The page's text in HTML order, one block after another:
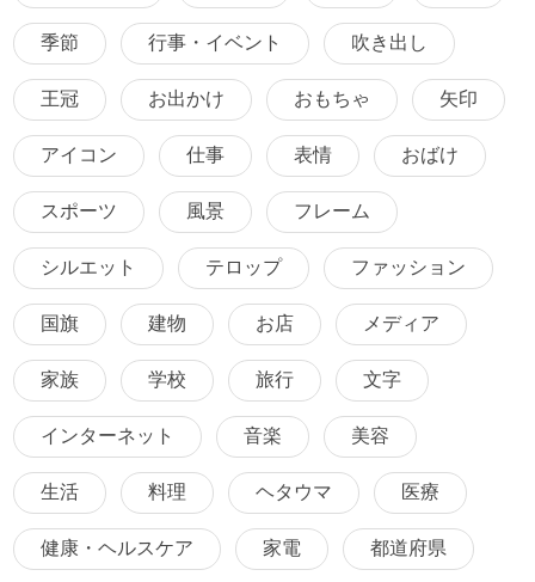
季節 行事・イベント 吹き出し
王冠 お出かけ おもちゃ 矢印
アイコン 仕事 表情 おばけ
スポーツ 風景 フレーム
シルエット テロップ ファッション
国旗 建物 お店 メディア
家族 学校 旅行 文字
インターネット 音楽 美容
生活 料理 ヘタウマ 医療
健康・ヘルスケア 家電 都道府県